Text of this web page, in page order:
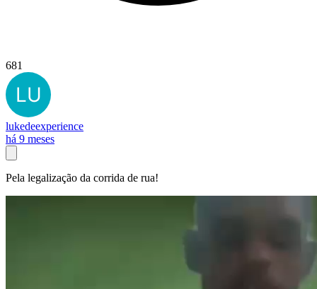
681
lukedeexperience
há 9 meses
Pela legalização da corrida de rua!